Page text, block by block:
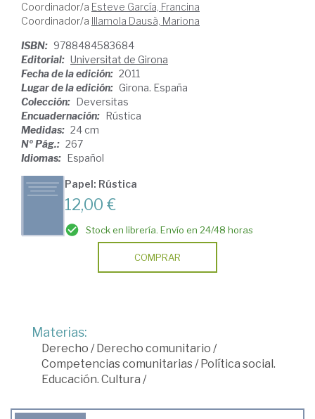
Coordinador/a Esteve García, Francina
Coordinador/a Illamola Dausà, Mariona
ISBN: 9788484583684
Editorial: Universitat de Girona
Fecha de la edición: 2011
Lugar de la edición: Girona. España
Colección: Deversitas
Encuadernación: Rústica
Medidas: 24 cm
Nº Pág.: 267
Idiomas: Español
Papel: Rústica
12,00 €
Stock en librería. Envío en 24/48 horas
COMPRAR
Materias:
Derecho / Derecho comunitario /
Competencias comunitarias/ Política social.
Educación. Cultura /